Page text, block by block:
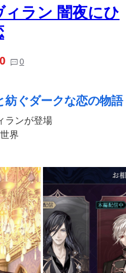
ラン 闇夜にひ
0
ぐダークな恋の物語
ランが登場
界